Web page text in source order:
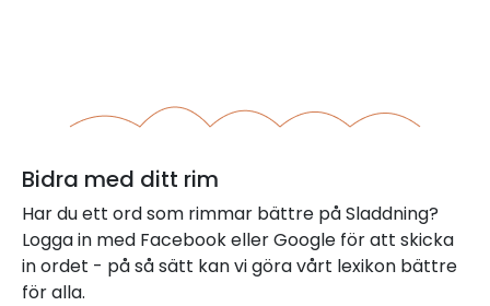
Bidra med ditt rim
Har du ett ord som rimmar bättre på Sladdning?
Logga in med Facebook eller Google för att skicka
in ordet - på så sätt kan vi göra vårt lexikon bättre
för alla.